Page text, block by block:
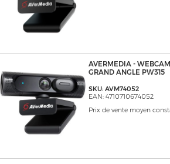
AVERMEDIA -
GRAND ANGLE PW315
SKU: AVM74052
EAN: 4710710674052
Prix de vente moyen